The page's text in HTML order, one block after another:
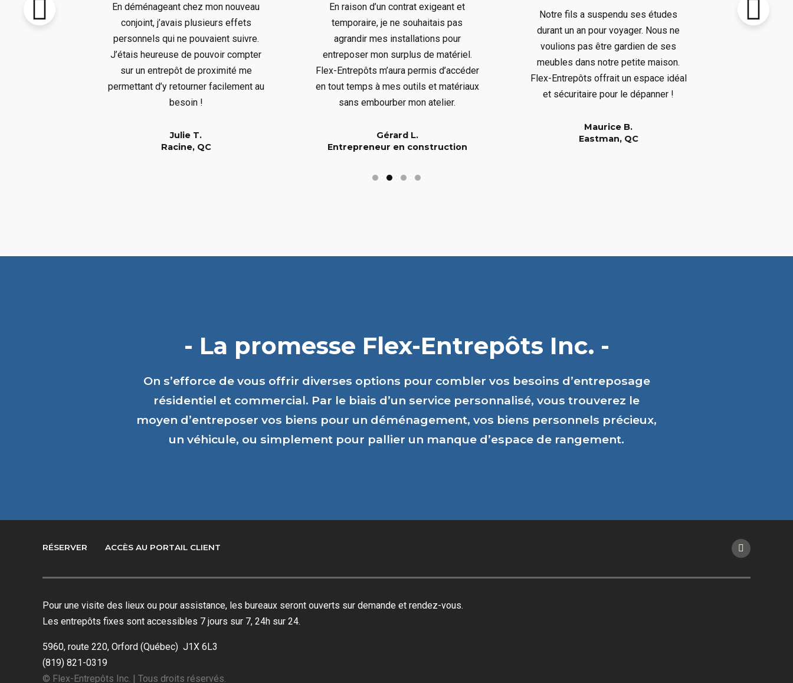
livré avant
En déménageant chez mon nouveau
conjoint, j’avais plusieurs effets
personnels qui ne pouvaient suivre.
J’étais heureuse de pouvoir compter
sur un entrepôt de proximité me
permettant d’y retourner facilement au
besoin !
Julie T.
Racine, QC
En raison d’un contrat exigeant et
temporaire, je ne souhaitais pas
agrandir mes installations pour
entreposer mon surplus de matériel.
Flex-Entrepôts m’aura permis d’accéder
en tout temps à mes outils et matériaux
sans embourber mon atelier.
Gérard L.
Entrepreneur en construction
Notre fils a suspendu ses études
durant un an pour voyager. Nous ne
voulions pas être gardien de ses
meubles dans notre petite maison.
Flex-Entrepôts offrait un espace idéal
et sécuritaire pour le dépanner !
Maurice B.
Eastman, QC
le prochain
- La promesse Flex-Entrepôts Inc. -
On s’efforce de vous offrir diverses options pour combler vos besoins d’entreposage
résidentiel et commercial. Par le biais d’un service personnalisé, vous trouverez le
moyen d’entreposer vos biens pour un déménagement, vos biens personnels précieux,
un véhicule, ou simplement pour pallier un manque d’espace de rangement.
RÉSERVER ACCÈS AU PORTAIL CLIENT
Pour une visite des lieux ou pour assistance, les bureaux seront ouverts sur demande et rendez-vous.
Les entrepôts fixes sont accessibles 7 jours sur 7, 24h sur 24.
5960, route 220, Orford (Québec) J1X 6L3
(819) 821-0319
© Flex-Entrepôts Inc. | Tous droits réservés.